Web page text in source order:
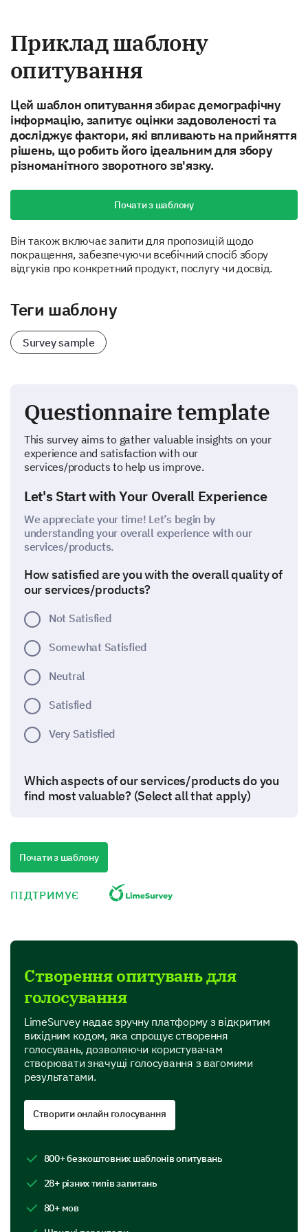
Приклад шаблону
опитування
Цей шаблон опитування збирає демографічну
інформацію, запитує оцінки задоволеності та
досліджує фактори, які впливають на прийняття
рішень, що робить його ідеальним для збору
різноманітного зворотного зв'язку.
Почати з шаблону
Він також включає запити для пропозицій щодо
покращення, забезпечуючи всебічний спосіб збору
відгуків про конкретний продукт, послугу чи досвід.
Теги шаблону
Survey sample
Questionnaire template
This survey aims to gather valuable insights on your
experience and satisfaction with our
services/products to help us improve.
Let's Start with Your Overall Experience
We appreciate your time! Let’s begin by
understanding your overall experience with our
services/products.
How satisfied are you with the overall quality of
our services/products?
Not Satisfied
Somewhat Satisfied
Neutral
Satisfied
Very Satisfied
Which aspects of our services/products do you
find most valuable? (Select all that apply)
Price
Customer Service
Usability
Understanding Specific Features
Now, let's delve deeper into specific features of our
services/products that you interact with frequently.
How do you rate the following features in terms
of usefulness?
Very Poor
Functionality:
Visual Appeal:
Почати з шаблону
ПІДТРИМУЄ
Створення опитувань для
голосування
LimeSurvey надає зручну платформу з відкритим
вихідним кодом, яка спрощує створення
голосувань, дозволяючи користувачам
створювати значущі голосування з вагомими
результатами.
Створити онлайн голосування
800+ безкоштовних шаблонів опитувань
28+ різних типів запитань
80+ мов